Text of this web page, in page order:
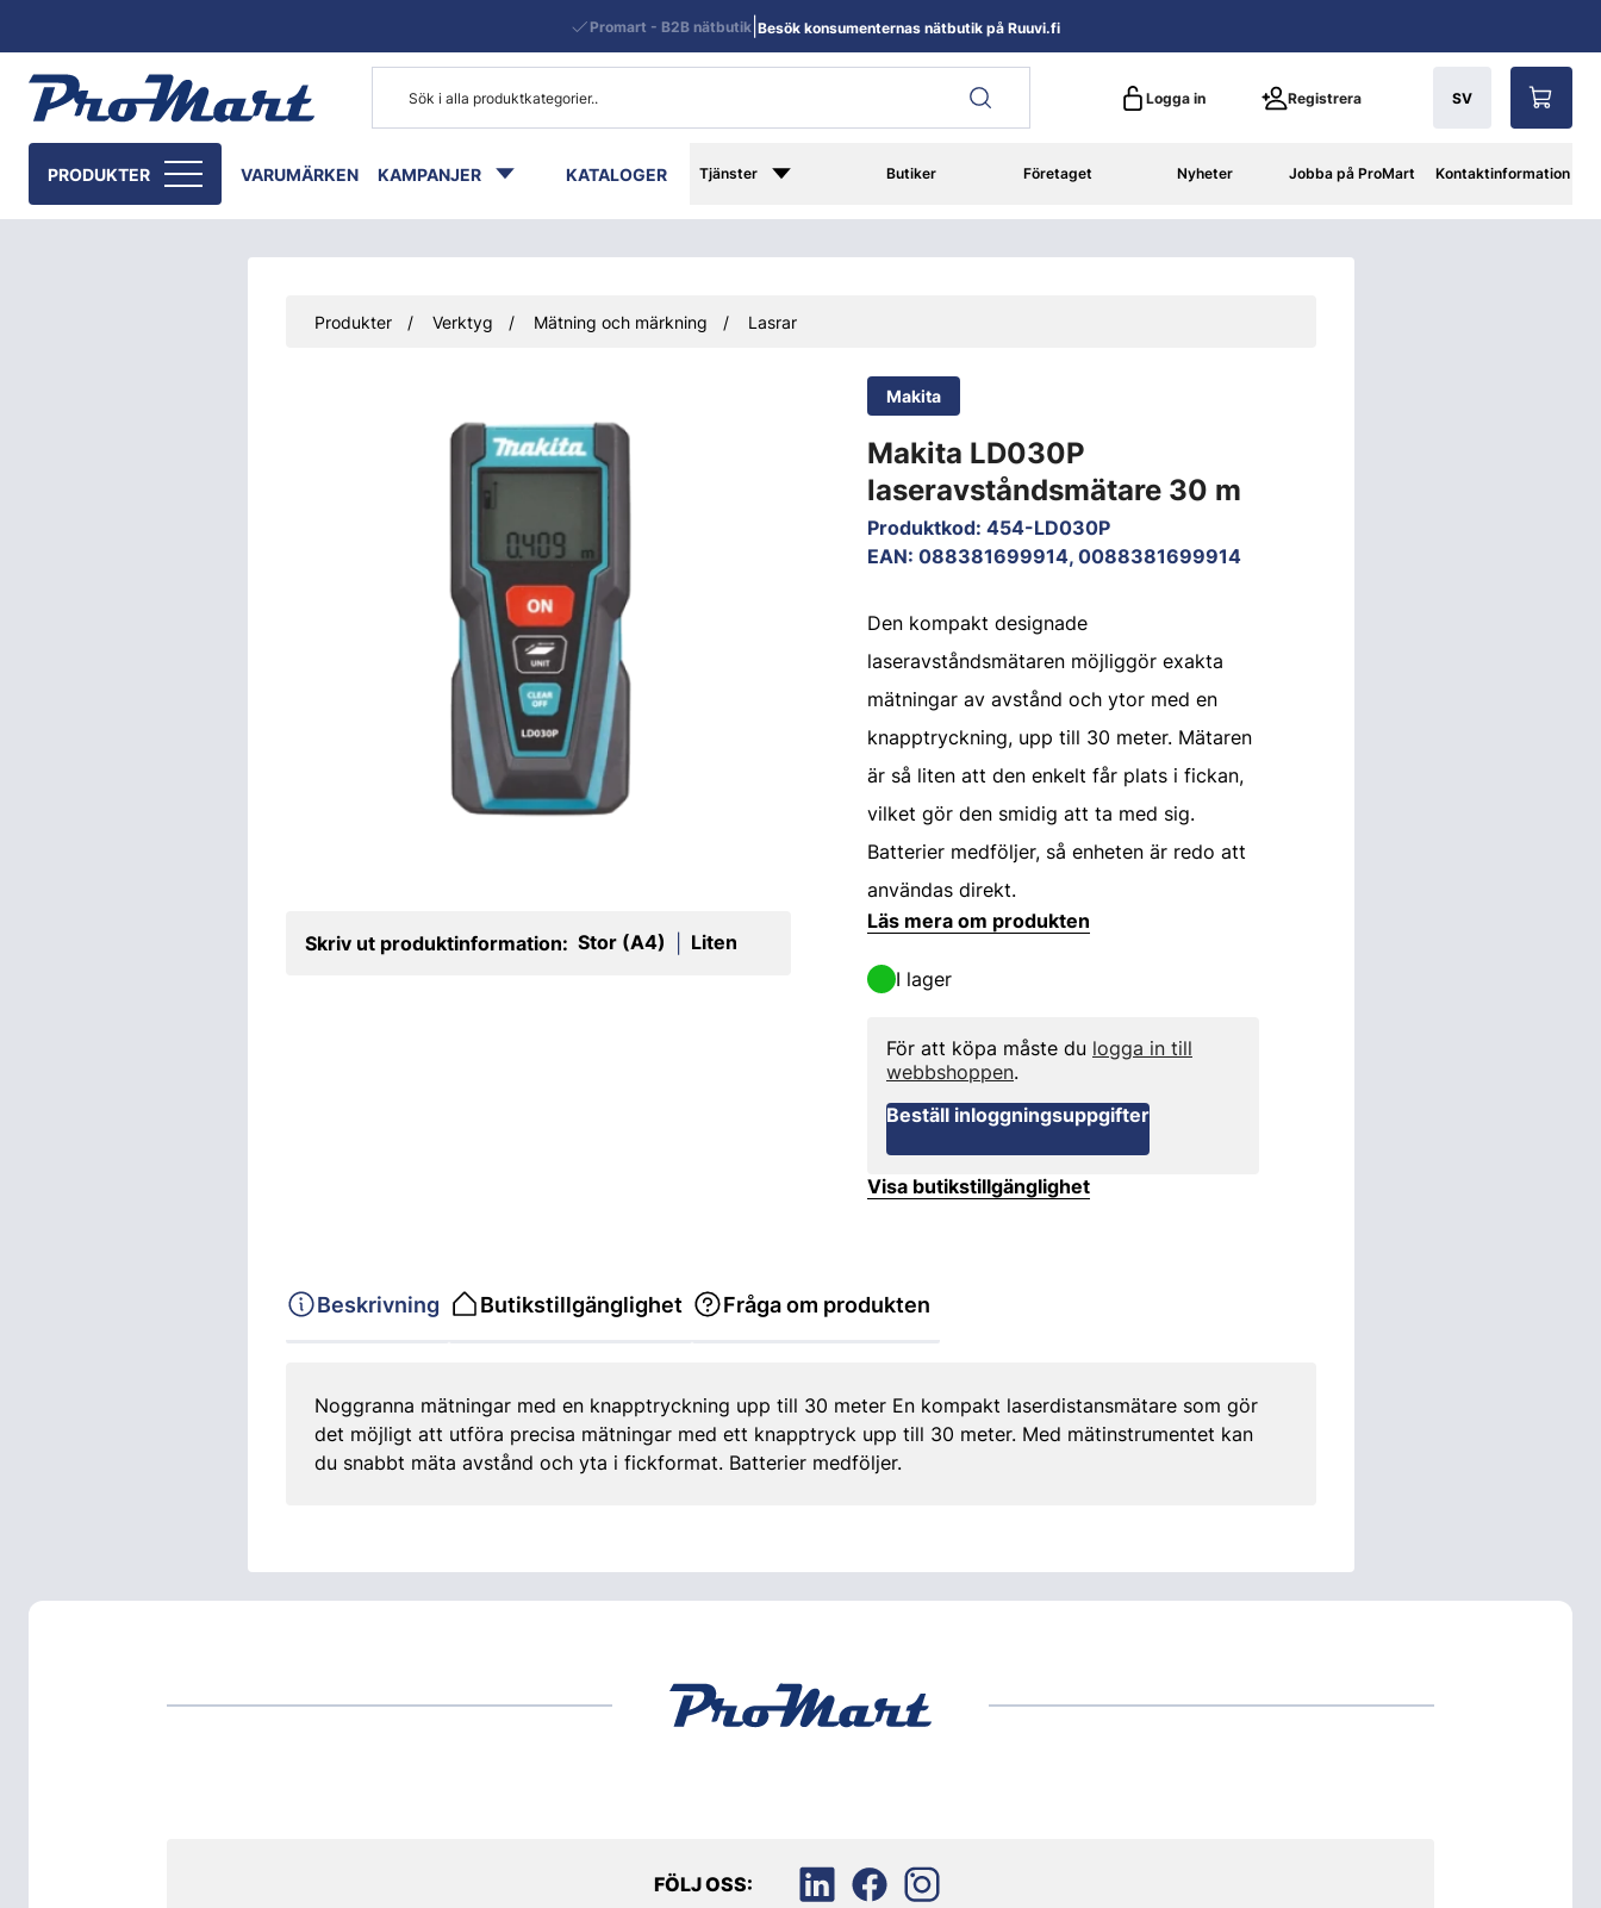
Logga in Registrera SV
PRODUKTER VARUMÄRKEN KAMPANJER KATALOGER Tjänster Butiker Företaget Nyheter Jobba på ProMart Kontaktinformation
Promart - B2B nätbutik Besök konsumenternas nätbutik på Ruuvi.fi
Produkter Verktyg Mätning och märkning Lasrar
Makita
Makita LD030P
laseravståndsmätare 30 m
Produktkod: 454-LD030P
EAN: 088381699914, 0088381699914
Skriv ut produktinformation: Stor (A4) Liten
Den kompakt designade
laseravståndsmätaren möjliggör exakta
mätningar av avstånd och ytor med en
knapptryckning, upp till 30 meter. Mätaren
är så liten att den enkelt får plats i fickan,
vilket gör den smidig att ta med sig.
Batterier medföljer, så enheten är redo att
användas direkt.
Läs mera om produkten
I lager
För att köpa måste du logga in till
webbshoppen.
Beställ inloggningsuppgifter
Visa butikstillgänglighet
Beskrivning Butikstillgänglighet Fråga om produkten
Noggranna mätningar med en knapptryckning upp till 30 meter En kompakt laserdistansmätare som gör
det möjligt att utföra precisa mätningar med ett knapptryck upp till 30 meter. Med mätinstrumentet kan
du snabbt mäta avstånd och yta i fickformat. Batterier medföljer.
FÖLJ OSS: